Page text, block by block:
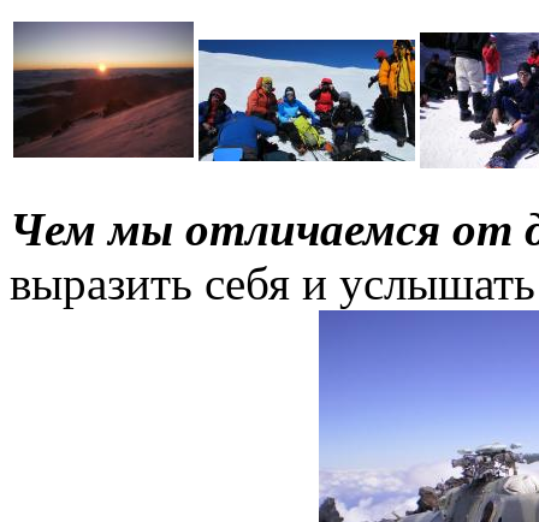
Чем мы отличаемся от
выразить себя и